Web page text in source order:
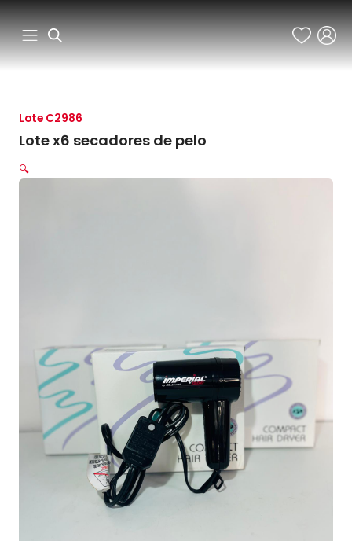
Ir
al
contenido
Lote C2986
Lote x6 secadores de pelo
🔍